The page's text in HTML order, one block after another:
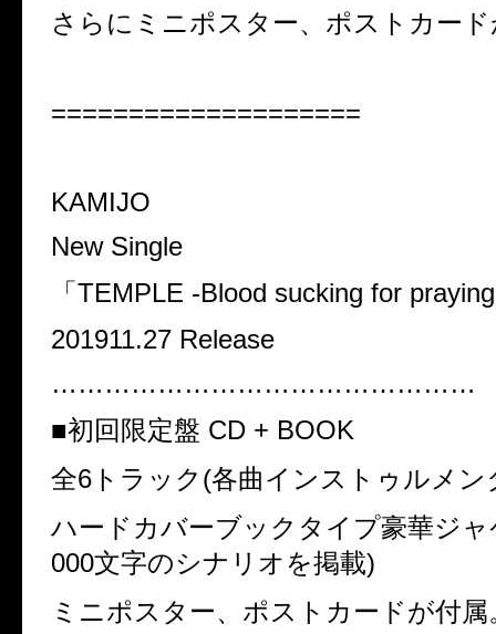
さらにミニポスター、ポストカー
====================
KAMIJO
New Single
「TEMPLE -Blood sucking for
201911.27 Release
…………………………………………
■初回限定盤 CD + BOOK
全6トラック(各曲インストゥルメン
ハードカバーブックタイプ豪華ジ
000文字のシナリオを掲載)
ミニポスター、ポストカードが付属